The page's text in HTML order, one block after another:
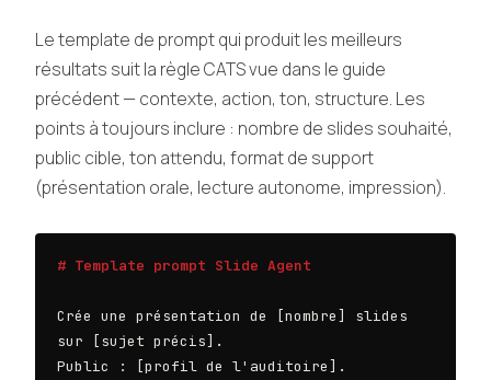
Le template de prompt qui produit les meilleurs
résultats suit la règle CATS vue dans le guide
précédent — contexte, action, ton, structure. Les
points à toujours inclure : nombre de slides souhaité,
public cible, ton attendu, format de support
(présentation orale, lecture autonome, impression).
# Template prompt Slide Agent
Crée une présentation de [nombre] slides
sur [sujet précis].
Public : [profil de l'auditoire].